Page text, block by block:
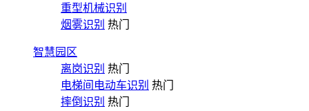
重型机械识别
烟雾识别 热门
智慧园区
离岗识别 热门
电梯间电动车识别 热门
摔倒识别 热门